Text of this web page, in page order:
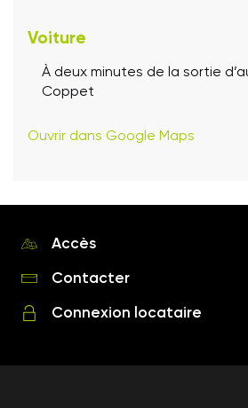
Voiture
À deux minutes de la sortie
Coppet
Ouvrir dans Google Maps
Accès
Contacter
Connexion locataire